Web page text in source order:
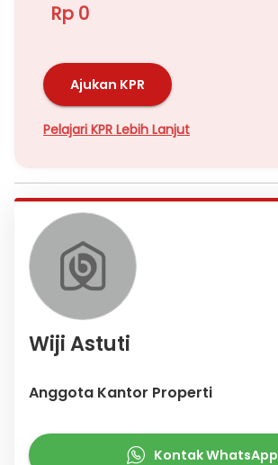
Rp 0
Ajukan KPR
Pelajari KPR Lebih Lanjut
Wiji Astuti
Anggota Kantor Properti
Kontak WhatsApp